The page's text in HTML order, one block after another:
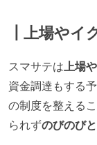
┃上場やイ
スマサテは上場
資金調達もする
の制度を整える
られずのびのび